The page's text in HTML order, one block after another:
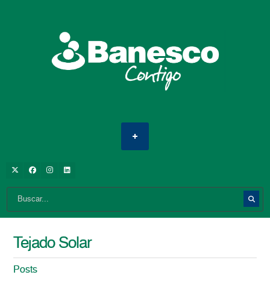
Tejado Solar
Posts